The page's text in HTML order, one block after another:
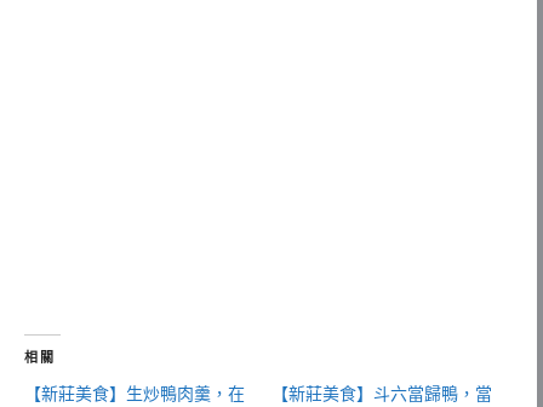
相關
【新莊美食】生炒鴨肉羹，在
【新莊美食】斗六當歸鴨，當